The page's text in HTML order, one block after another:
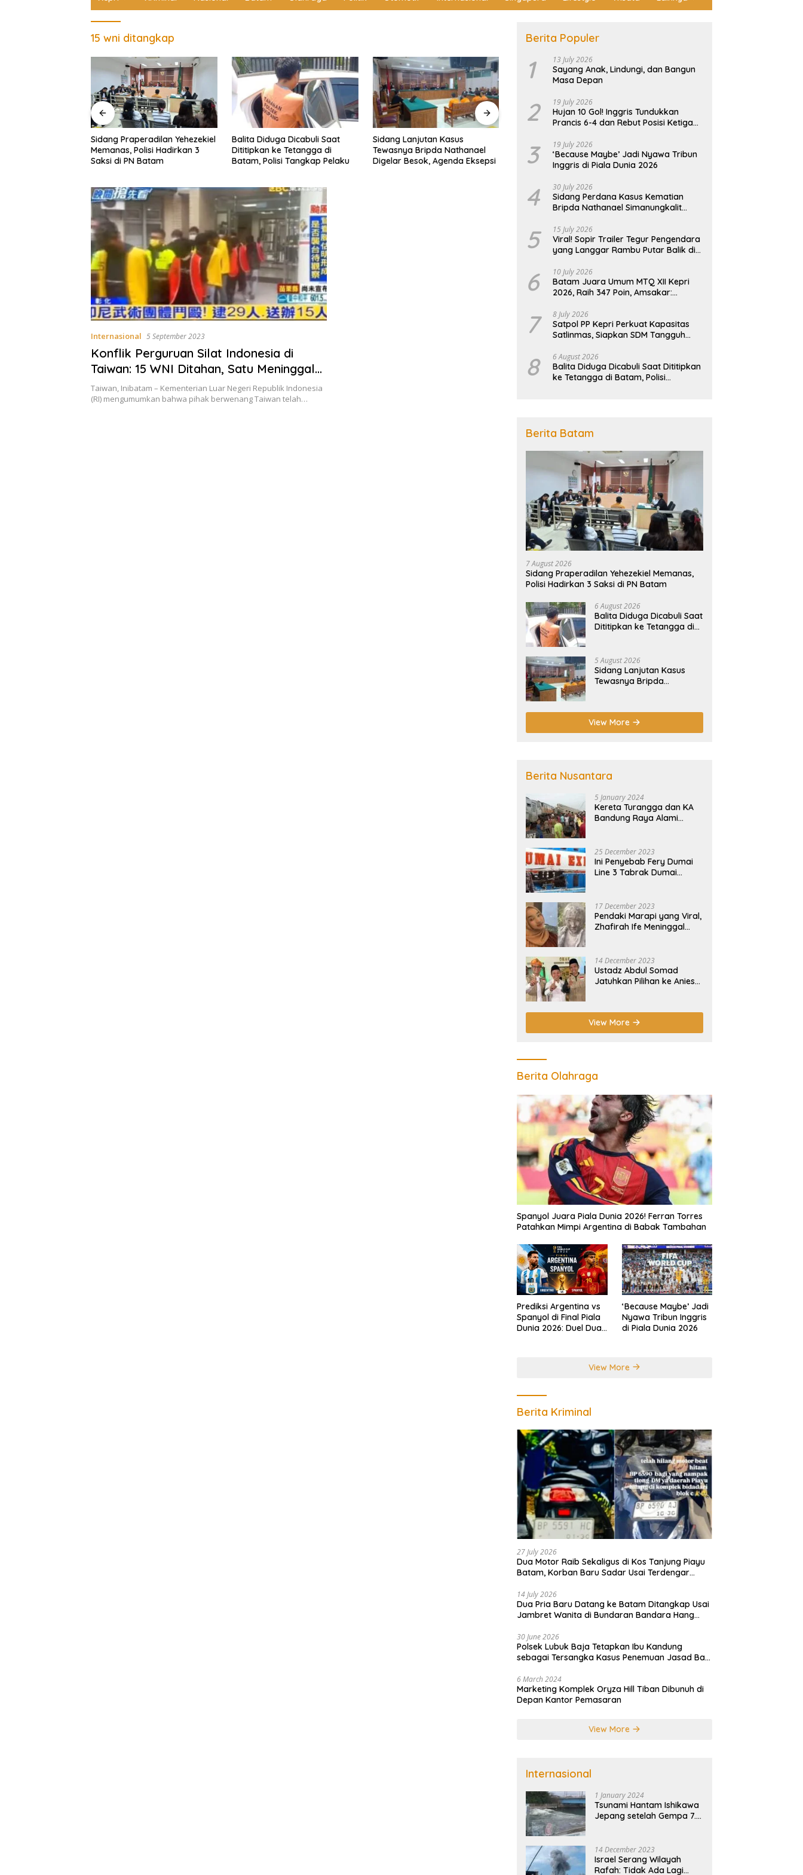
15 wni ditangkap
Balita Diduga Dicabuli Saat
Dititipkan ke Tetangga di
Batam, Polisi Tangkap Pelaku
Sidang Lanjutan Kasus
Tewasnya Bripda Nathanael
Digelar Besok, Agenda Eksepsi
BNN RI Bongkar Jaringan
Narkoba Lintas Negara di
Batam, Tujuh Orang
Sidang Perdana Kasus
Kematian Bripda Nathanael
Simanungkalit Ricuh, Keluarga
Korban Histeris dan Tuntut
Hukuman Berat
Kos Tanjung Piayu Batam,
Korban Baru Sadar Usai
Internasional 5 September 2023
Konflik Perguruan Silat Indonesia di
Taiwan: 15 WNI Ditahan, Satu Meninggal
dan Satu Terluka
Taiwan, Inibatam – Kementerian Luar Negeri Republik Indonesia
(RI) mengumumkan bahwa pihak berwenang Taiwan telah…
Berita Populer
1 13 July 2026
Sayang Anak, Lindungi, dan Bangun
Masa Depan
2 19 July 2026
Hujan 10 Gol! Inggris Tundukkan
Prancis 6-4 dan Rebut Posisi Ketiga
3 19 July 2026
‘Because Maybe’ Jadi Nyawa Tribun
Inggris di Piala Dunia 2026
4 30 July 2026
Sidang Perdana Kasus Kematian
Bripda Nathanael Simanungkalit
Tuntut Hukuman Berat
5 15 July 2026
Viral! Sopir Trailer Tegur Pengendara
yang Langgar Rambu Putar Balik di
6 10 July 2026
Batam Juara Umum MTQ XII Kepri
2026, Raih 347 Poin, Amsakar:
7 8 July 2026
Satpol PP Kepri Perkuat Kapasitas
Satlinmas, Siapkan SDM Tangguh
Penanggulangan Bencana
8 6 August 2026
Balita Diduga Dicabuli Saat Dititipkan
ke Tetangga di Batam, Polisi
Berita Batam
7 August 2026
Sidang Praperadilan Yehezekiel Memanas,
Polisi Hadirkan 3 Saksi di PN Batam
6 August 2026
Balita Diduga Dicabuli Saat
Dititipkan ke Tetangga di
5 August 2026
Sidang Lanjutan Kasus
Tewasnya Bripda
View More
Berita Nusantara
5 January 2024
Kereta Turangga dan KA
Bandung Raya Alami
25 December 2023
Ini Penyebab Fery Dumai
Line 3 Tabrak Dumai
17 December 2023
Pendaki Marapi yang Viral,
Zhafirah Ife Meninggal
14 December 2023
Ustadz Abdul Somad
Jatuhkan Pilihan ke Anies-
View More
Berita Olahraga
Spanyol Juara Piala Dunia 2026! Ferran Torres
Patahkan Mimpi Argentina di Babak Tambahan
Prediksi Argentina vs
Spanyol di Final Piala
Dunia 2026: Duel Dua
‘Because Maybe’ Jadi
Nyawa Tribun Inggris
di Piala Dunia 2026
View More
Berita Kriminal
27 July 2026
Dua Motor Raib Sekaligus di Kos Tanjung Piayu
Batam, Korban Baru Sadar Usai Terdengar
14 July 2026
Dua Pria Baru Datang ke Batam Ditangkap Usai
Jambret Wanita di Bundaran Bandara Hang
30 June 2026
Polsek Lubuk Baja Tetapkan Ibu Kandung
sebagai Tersangka Kasus Penemuan Jasad Bayi
6 March 2024
Marketing Komplek Oryza Hill Tiban Dibunuh di
Depan Kantor Pemasaran
View More
Internasional
1 January 2024
Tsunami Hantam Ishikawa
Jepang setelah Gempa 7.5
14 December 2023
Israel Serang Wilayah
Rafah: Tidak Ada Lagi